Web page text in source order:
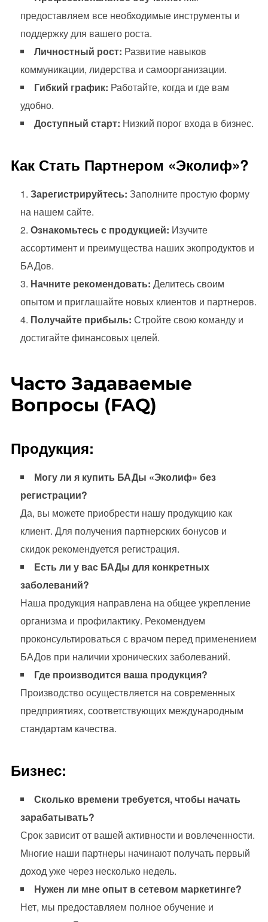
предоставляем все необходимые инструменты и
поддержку для вашего роста.
Личностный рост: Развитие навыков
коммуникации, лидерства и самоорганизации.
Гибкий график: Работайте, когда и где вам
удобно.
Доступный старт: Низкий порог входа в бизнес.
Как Стать Партнером «Эколиф»?
Зарегистрируйтесь: Заполните простую форму
на нашем сайте.
Ознакомьтесь с продукцией: Изучите
ассортимент и преимущества наших экопродуктов и
БАДов.
Начните рекомендовать: Делитесь своим
опытом и приглашайте новых клиентов и партнеров.
Получайте прибыль: Стройте свою команду и
достигайте финансовых целей.
Часто Задаваемые
Вопросы (FAQ)
Продукция:
Могу ли я купить БАДы «Эколиф» без
регистрации?
Да, вы можете приобрести нашу продукцию как
клиент. Для получения партнерских бонусов и
скидок рекомендуется регистрация.
Есть ли у вас БАДы для конкретных
заболеваний?
Наша продукция направлена на общее укрепление
организма и профилактику. Рекомендуем
проконсультироваться с врачом перед применением
БАДов при наличии хронических заболеваний.
Где производится ваша продукция?
Производство осуществляется на современных
предприятиях, соответствующих международным
стандартам качества.
Бизнес:
Сколько времени требуется, чтобы начать
зарабатывать?
Срок зависит от вашей активности и вовлеченности.
Многие наши партнеры начинают получать первый
доход уже через несколько недель.
Нужен ли мне опыт в сетевом маркетинге?
Нет, мы предоставляем полное обучение и